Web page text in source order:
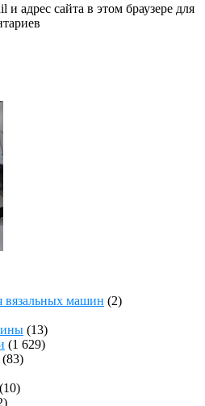
адрес сайта в этом браузере для
вязальных машин (2)
(13)
(1 629)
(83)
(10)